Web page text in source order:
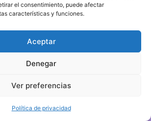
el consentimiento, puede afectar
características y funciones.
Aceptar
Denegar
Ver preferencias
Política de privacidad